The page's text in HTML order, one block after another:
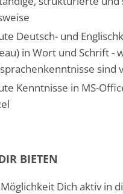
Deutsch- und
in Wort und Schrift -
sind
Kenntnisse in MS-
BIETEN
Dich aktiv in